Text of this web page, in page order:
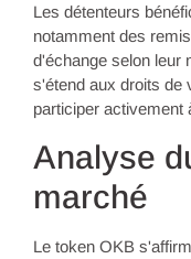
Les détenteurs
notamment des
d'échange selon leur
s'étend aux droits de
participer activement
Analyse
marché
Le token OKB